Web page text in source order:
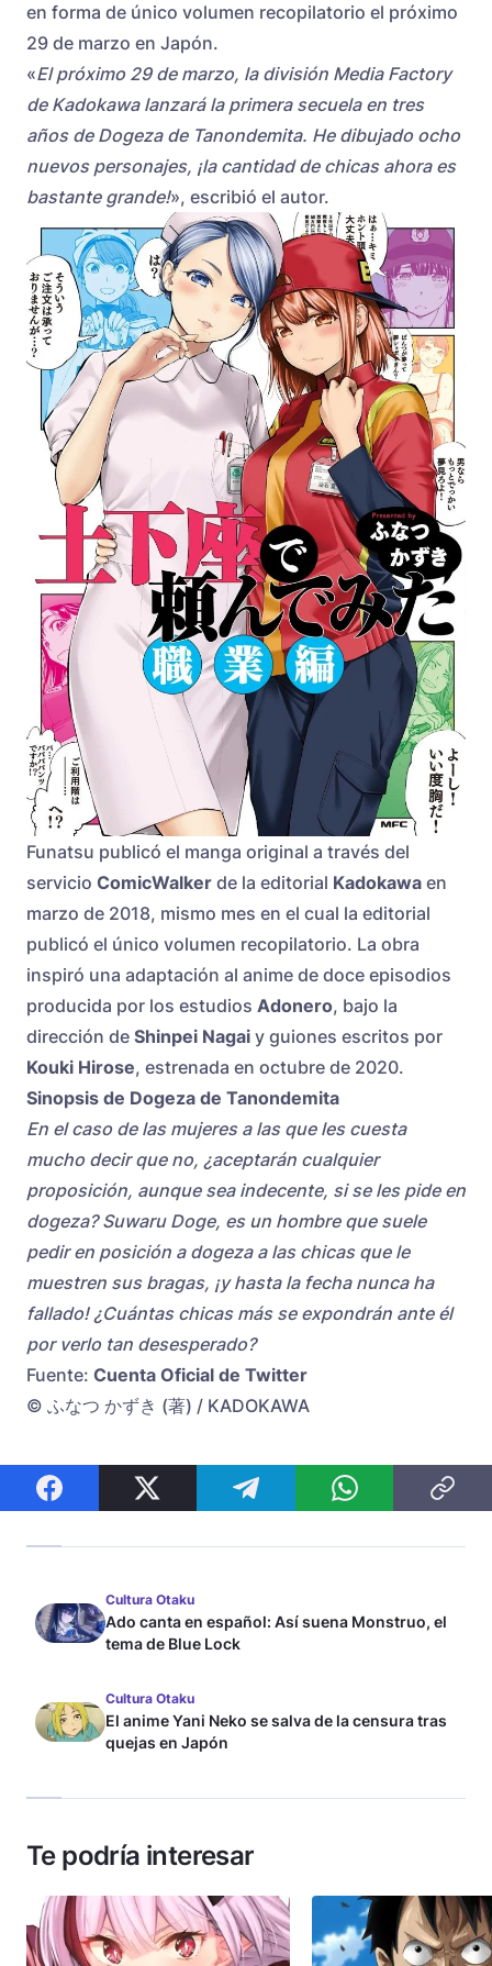
en forma de único volumen recopilatorio el próximo
29 de marzo en Japón.
«El próximo 29 de marzo, la división Media Factory
de Kadokawa lanzará la primera secuela en tres
años de Dogeza de Tanondemita. He dibujado ocho
nuevos personajes, ¡la cantidad de chicas ahora es
bastante grande!», escribió el autor.
Funatsu publicó el manga original a través del
servicio ComicWalker de la editorial Kadokawa en
marzo de 2018, mismo mes en el cual la editorial
publicó el único volumen recopilatorio. La obra
inspiró una adaptación al anime de doce episodios
producida por los estudios Adonero, bajo la
dirección de Shinpei Nagai y guiones escritos por
Kouki Hirose, estrenada en octubre de 2020.
Sinopsis de Dogeza de Tanondemita
En el caso de las mujeres a las que les cuesta
mucho decir que no, ¿aceptarán cualquier
proposición, aunque sea indecente, si se les pide en
dogeza? Suwaru Doge, es un hombre que suele
pedir en posición a dogeza a las chicas que le
muestren sus bragas, ¡y hasta la fecha nunca ha
fallado! ¿Cuántas chicas más se expondrán ante él
por verlo tan desesperado?
Fuente: Cuenta Oficial de Twitter
© ふなつ かずき (著) / KADOKAWA
Cultura Otaku
Ado canta en español: Así suena Monstruo, el
tema de Blue Lock
Cultura Otaku
El anime Yani Neko se salva de la censura tras
quejas en Japón
Te podría interesar